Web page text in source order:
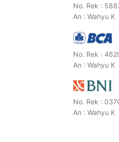
No. Rek :
An : Wahyu K
No. Rek :
An : Wahyu K
No. Rek :
An : Wahyu K